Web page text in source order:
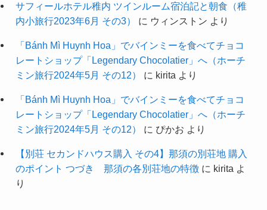
サフィールホテル稚内 ツインルーム宿泊記と朝食（稚
内小旅行2023年6月 その3）
に ウィンストン より
「Bánh Mì Huynh Hoa」でバインミーを食べてチョコ
レートショップ「Legendary Chocolatier」へ（ホーチ
ミン旅行2024年5月 その12）
に kirita より
「Bánh Mì Huynh Hoa」でバインミーを食べてチョコ
レートショップ「Legendary Chocolatier」へ（ホーチ
ミン旅行2024年5月 その12）
に ぴかお より
【別荘 セカンドハウス購入 その4】那須の別荘地 購入
のポイント つづき 那須の各別荘地の特徴に kirita よ
り